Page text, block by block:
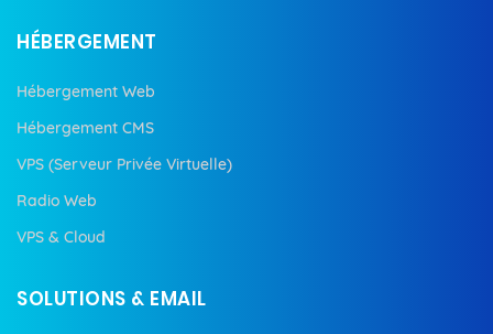
HÉBERGEMENT
Hébergement Web
Hébergement CMS
VPS (Serveur Privée Virtuelle)
Radio Web
VPS & Cloud
SOLUTIONS & EMAIL